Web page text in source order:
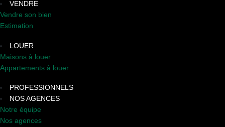
VENDRE
Vendre son bien
Estimation
LOUER
Maisons à louer
Appartements à louer
PROFESSIONNELS
NOS AGENCES
Notre équipe
Nos agences